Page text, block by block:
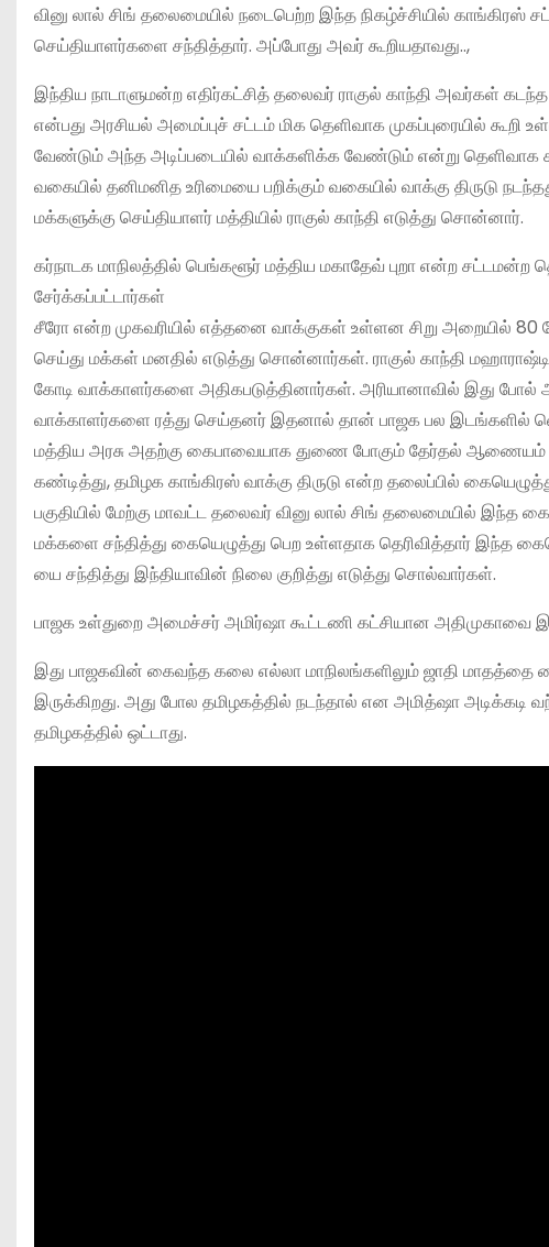
வினு லால் சிங் தலைமையில் நடைபெற்ற இந்த நிகழ்ச்சியில் காங்கிரஸ்
செய்தியாளர்களை சந்தித்தார். அப்போது அவர் கூறியதாவது..,
இந்திய நாடாளுமன்ற எதிர்கட்சித் தலைவர் ராகுல் காந்தி அவர்கள்
என்பது அரசியல் அமைப்புச் சட்டம் மிக தெளிவாக முகப்புரையில்
வேண்டும் அந்த அடிப்படையில் வாக்களிக்க வேண்டும் என்று
வகையில் தனிமனித உரிமையை பறிக்கும் வகையில் வாக்கு திருடு
மக்களுக்கு செய்தியாளர் மத்தியில் ராகுல் காந்தி எடுத்து சொன்னார்.
கர்நாடக மாநிலத்தில் பெங்களூர் மத்திய மகாதேவ் புறா என்ற சட்டமன்ற
சேர்க்கப்பட்டார்கள்
சீரோ என்ற முகவரியில் எத்தனை வாக்குகள் உள்ளன சிறு அறையில் 80
செய்து மக்கள் மனதில் எடுத்து சொன்னார்கள். ராகுல் காந்தி
கோடி வாக்காளர்களை அதிகபடுத்தினார்கள். அரியானாவில் இது
வாக்காளர்களை ரத்து செய்தனர் இதனால் தான் பாஜக பல இடங்களில்
மத்திய அரசு அதற்கு கைபாவையாக துணை போகும் தேர்தல் ஆணையம்
கண்டித்து, தமிழக காங்கிரஸ் வாக்கு திருடு என்ற தலைப்பில்
பகுதியில் மேற்கு மாவட்ட தலைவர் வினு லால் சிங் தலைமையில் இந்த
மக்களை சந்தித்து கையெழுத்து பெற உள்ளதாக தெரிவித்தார் இந்த
யை சந்தித்து இந்தியாவின் நிலை குறித்து எடுத்து சொல்வார்கள்.
பாஜக உள்துறை அமைச்சர் அமிர்ஷா கூட்டணி கட்சியான அதிமுகாவை
இது பாஜகவின் கைவந்த கலை எல்லா மாநிலங்களிலும் ஜாதி மாதத்தை
இருக்கிறது. அது போல தமிழகத்தில் நடந்தால் என அமித்ஷா
தமிழகத்தில் ஒட்டாது.